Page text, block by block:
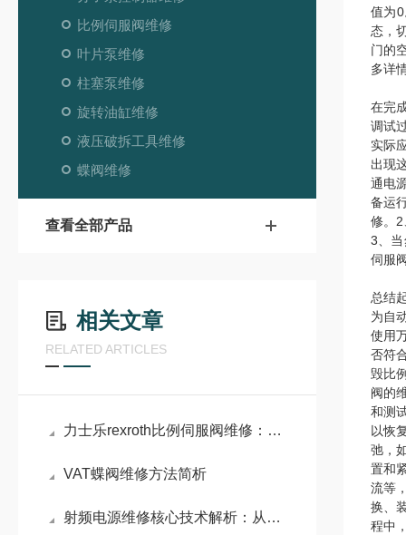
比例伺服阀维修
叶片泵维修
柱塞泵维修
旋转油缸维修
液压破拆工具维修
蝶阀维修
查看全部产品
相关文章
RELATED ARTICLES
力士乐rexroth比例伺服阀维修：比例伺服阀精准控制的液压利器
VAT蝶阀维修方法简析
射频电源维修核心技术解析：从电弧防护到精准阻抗匹配
值为
态，
门的
多详
在完
调试
实际
出现
通电
备运
修。
3、
伺服
总结
为自
使用
否符
毁比
阀的
和测
以恢
弛，
置和
流等
换、
程中